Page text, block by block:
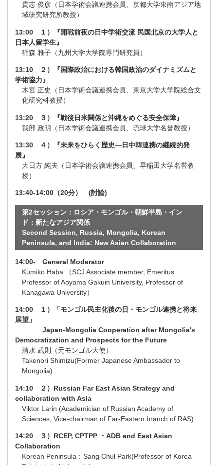
貴志 俊彦（日本学術会議連携会員、京都大学東南アジア地
域研究研究所教授）
13:00 １）『開戦前夜の日中学術交流 民国北京の大学人と
日本人留学生』
稲森 雅子（九州大学大学院専門研究員）
13:10 ２）『国際政治における韓国政治のダイナミズムと
学術協力』
木宮 正史（日本学術会議連携会員、東京大学大学院総合文
化研究科教授）
13:20 ３）『戦後日米関係と沖縄をめぐる安全保障』
我部 政明（日本学術会議連携会員、琉球大学名誉教授）
13:30 ４）『未来をひらく歴史―日中韓連携の継続的発
展』
大日方 純夫（日本学術会議連携会員、早稲田大学名誉教
授）
13:40-14:00（20分） (討論)
第2セッション：ロシア・モンゴル・朝鮮半島・イン
ド：新たなアジア関係
Second Session, Russia, Mongolia, Korean
Peninsula, and India: New Asian Collaboration
14:00- General Moderator
Kumiko Haba （SCJ Associate member, Emeritus
Professor of Aoyama Gakuin University, Professor of
Kanagawa University）
14:00 １）「モンゴル民主化後の日・モンゴル連携と将来
展望」
Japan-Mongolia Cooperation after Mongolia's
Democratization and Prospects for the Future
清水 武則（元モンゴル大使）
Takenori Shimizu(Former Japanese Ambassador to
Mongolia)
14:10 ２）Russian Far East Asian Strategy and
collaboration with Asia
Viktor Larin (Academician of Russian Academy of
Sciences, Vice-chairman of Far-Eastern branch of RAS)
14:20 ３）RCEP, CPTPP ・ADB and East Asian
Collaboration
Korean Peninsula：Sang Chul Park(Professor of Korea